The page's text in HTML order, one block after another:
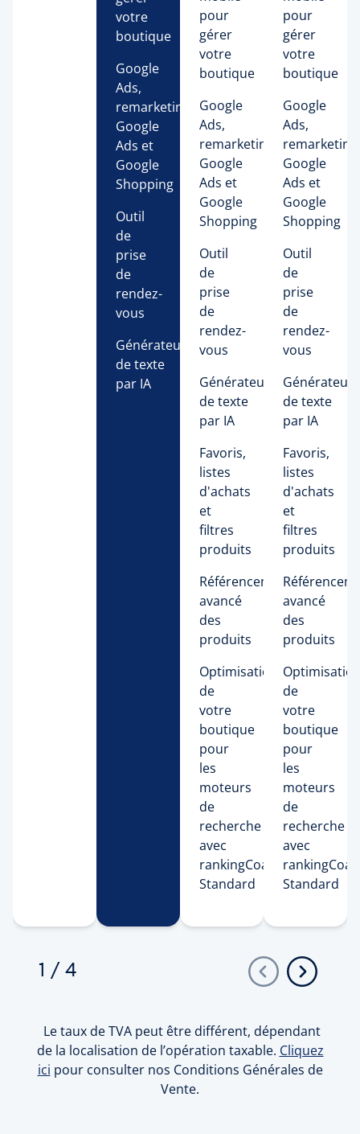
votre
boutique
Google
Ads,
remarketing
Google
Ads et
Google
Shopping
Outil
de
prise
de
rendez-
vous
Générateur
de texte
par IA
pour
gérer
votre
boutique
Google
Ads,
remarketing
Google
Ads et
Google
Shopping
Outil
de
prise
de
rendez-
vous
Générateur
de texte
par IA
Favoris,
listes
d'achats
et
filtres
produits
Référencement
avancé
des
produits
Optimisation
de
votre
boutique
pour
les
moteurs
de
recherche
avec
rankingCoach
Standard
pour
gérer
votre
boutique
Google
Ads,
remarketing
Google
Ads et
Google
Shopping
Outil
de
prise
de
rendez-
vous
Générateur
de texte
par IA
Favoris,
listes
d'achats
et
filtres
produits
avancé
des
produits
de
votre
boutique
pour
les
moteurs
de
recherche
avec
Standard
1 / 4
Le taux de TVA peut être différent, dépendant
de la localisation de l’opération taxable. Cliquez
ici pour consulter nos Conditions Générales de
Vente.